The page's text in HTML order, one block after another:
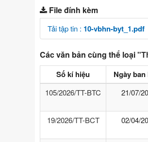
File đính kèm
Tải tập tin : 10-vbhn-byt_1.pdf
Các văn bản cùng thể loại
Số kí hiệu Ngày ban
105/2026/TT-BTC 21/07/
19/2026/TT-BCT
02/04/